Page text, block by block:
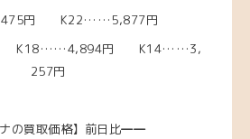
円 K22……5,877円
K18……4,894円 K14……3,
257円
ナの買取価格】前日比――